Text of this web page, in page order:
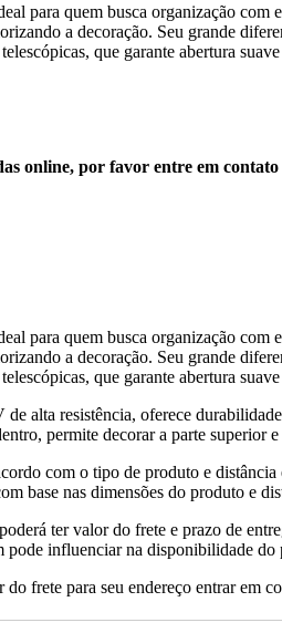
para quem busca organização com
a decoração. Seu grande
que garante abertura
online, por favor entre em
para quem busca organização com
a decoração. Seu grande
que garante abertura
alta resistência, oferece
permite decorar a parte superior
com o tipo de produto e
base nas dimensões do produto e
ter valor do frete e prazo de
pode influenciar na disponibilidade
frete para seu endereço entrar em